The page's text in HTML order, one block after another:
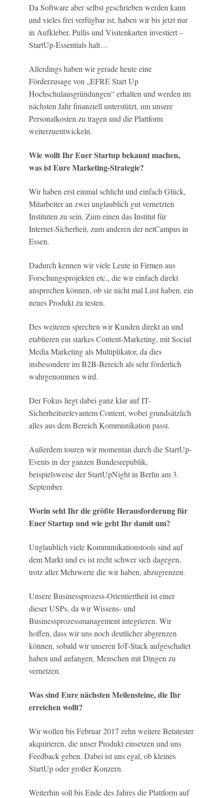
Da Software aber selbst geschrieben werden kann
und vieles frei verfügbar ist, haben wir bis jetzt nur
in Aufkleber, Pullis und Visitenkarten investiert –
StartUp-Essentials halt…
Allerdings haben wir gerade heute eine
Förderzusage von „EFRE Start Up
Hochschulausgründungen“ erhalten und werden im
nächsten Jahr finanziell unterstützt, um unsere
Personalkosten zu tragen und die Plattform
weiterzuentwickeln.
Wie wollt Ihr Euer Startup bekannt machen,
was ist Eure Marketing-Strategie?
Wir haben erst einmal schlicht und einfach Glück,
Mitarbeiter an zwei unglaublich gut vernetzten
Instituten zu sein. Zum einen das Institut für
Internet-Sicherheit, zum anderen der netCampus in
Essen.
Dadurch kennen wir viele Leute in Firmen aus
Forschungsprojekten etc., die wir einfach direkt
ansprechen können, ob sie nicht mal Lust haben, ein
neues Produkt zu testen.
Des weiteren sprechen wir Kunden direkt an und
etablieren ein starkes Content-Marketing, mit Social
Media Marketing als Multiplikator, da dies
insbesondere im B2B-Bereich als sehr förderlich
wahrgenommen wird.
Der Fokus liegt dabei ganz klar auf IT-
Sicherheitsrelevantem Content, wobei grundsätzlich
alles aus dem Bereich Kommunikation passt.
Außerdem touren wir momentan durch die StartUp-
Events in der ganzen Bundesrepublik,
beispielsweise der StartUpNight in Berlin am 3.
September.
Worin seht Ihr die größte Herausforderung für
Euer Startup und wie geht Ihr damit um?
Unglaublich viele Kommunikationstools sind auf
dem Markt und es ist recht schwer sich dagegen,
trotz aller Mehrwerte die wir haben, abzugrenzen.
Unsere Businessprozess-Orientiertheit ist einer
dieser USPs, da wir Wissens- und
Businessprozessmanagement integrieren. Wir
hoffen, dass wir uns noch deutlicher abgrenzen
können, sobald wir unseren IoT-Stack aufgeschaltet
haben und anfangen, Menschen mit Dingen zu
vernetzen.
Was sind Eure nächsten Meilensteine, die Ihr
erreichen wollt?
Wir wollen bis Februar 2017 zehn weitere Betatester
akquirieren, die unser Produkt einsetzen und uns
Feedback geben. Dabei ist uns egal, ob kleines
StartUp oder großer Konzern.
Weiterhin soll bis Ende des Jahres die Plattform auf